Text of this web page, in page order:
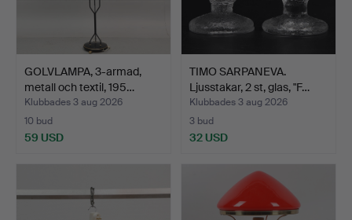
GOLVLAMPA, 3-armad,
metall och textil, 195…
Klubbades 3 aug 2026
10 bud
59 USD
TIMO SARPANEVA.
Ljusstakar, 2 st, glas, "F…
Klubbades 3 aug 2026
3 bud
32 USD